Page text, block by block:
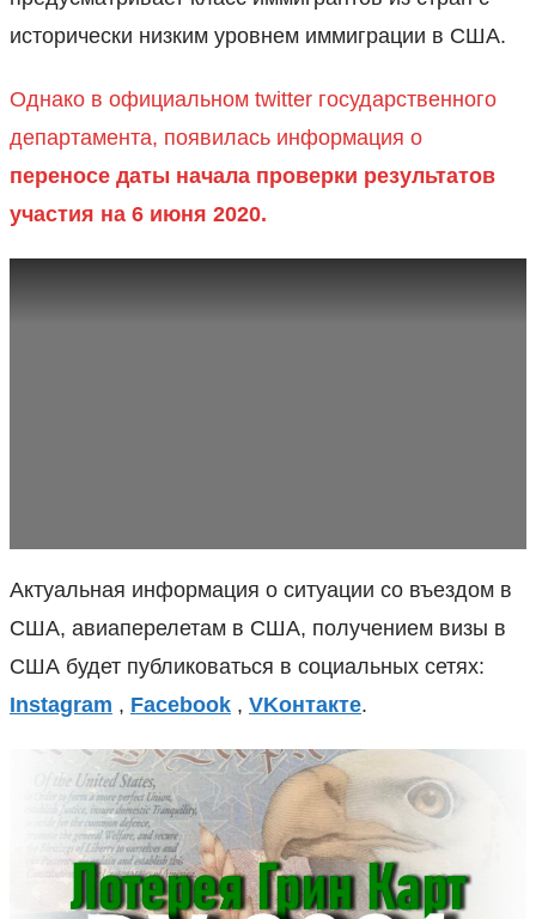
исторически низким уровнем иммиграции в США.
Однако в официальном twitter государственного
департамента, появилась информация о
переносе даты начала проверки результатов
участия на 6 июня 2020.
Актуальная информация о ситуации со въездом в
США, авиаперелетам в США, получением визы в
США будет публиковаться в социальных сетях:
Instagram , Facebook , VKонтакте.